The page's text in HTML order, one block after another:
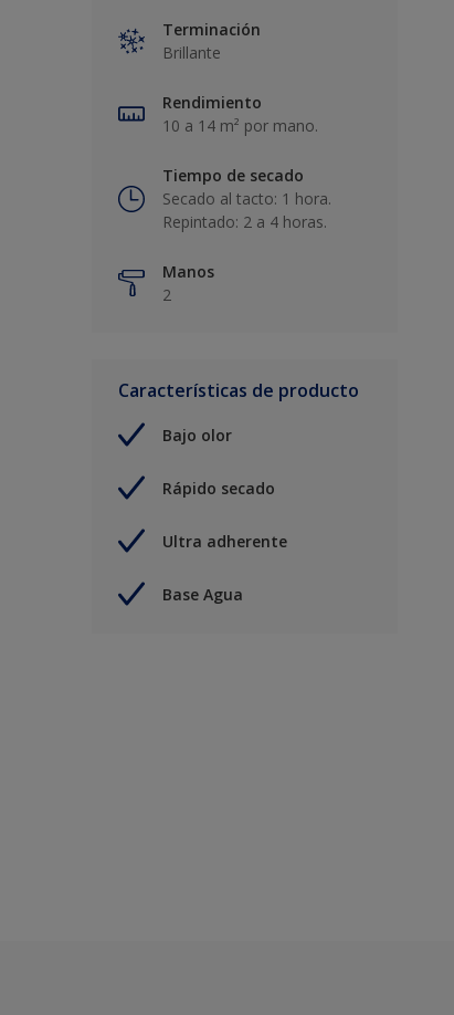
Terminación
Brillante
Rendimiento
10 a 14 m² por mano.
Tiempo de secado
Secado al tacto: 1 hora.
Repintado: 2 a 4 horas.
Manos
2
Características de producto
Bajo olor
Rápido secado
Ultra adherente
Base Agua